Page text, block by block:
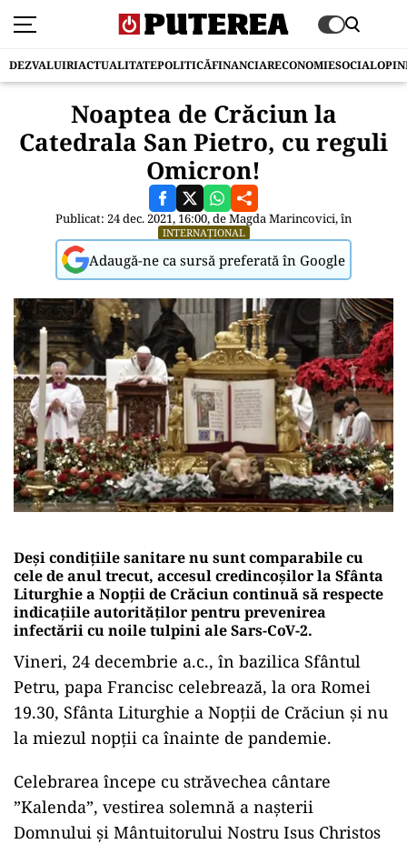
DEZVALUIRIACTUALITATEPOLITICĂFINANCIARECONOMIESOCIAL
Noaptea de Crăciun la
Catedrala San Pietro, cu reguli
Omicron!
Publicat: 24 dec. 2021, 16:00, deMagda Marincovici, în
INTERNAȚIONAL
Adaugă-ne ca sursă preferată în Google
Deși condițiile sanitare nu sunt comparabile cu
cele de anul trecut, accesul credincoșilor la Sfânta
Liturghie a Nopții de Crăciun continuă să respecte
indicațiile autorităților pentru prevenirea
infectării cu noile tulpini ale Sars-CoV-2.
Vineri, 24 decembrie a.c., în bazilica Sfântul
Petru, papa Francisc celebrează, la ora Romei
19.30, Sfânta Liturghie a Nopții de Crăciun și nu
la miezul nopții ca înainte de pandemie.
Celebrarea începe cu străvechea cântare
”Kalenda”, vestirea solemnă a nașterii
Domnului și Mântuitorului Nostru Isus Christos